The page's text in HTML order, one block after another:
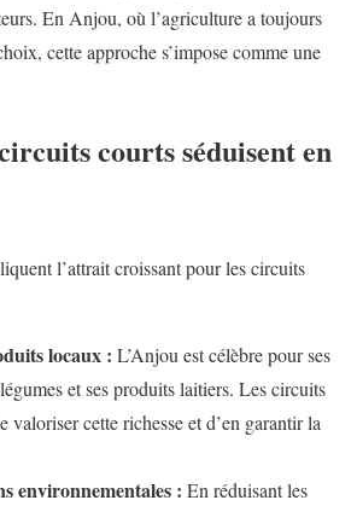
En Anjou, où l’agriculture a toujours
cette approche s’impose comme une
courts séduisent en
l’attrait croissant pour les circuits
locaux : L’Anjou est célèbre pour ses
et ses produits laitiers. Les circuits
valoriser cette richesse et d’en garantir la
environnementales : En réduisant les